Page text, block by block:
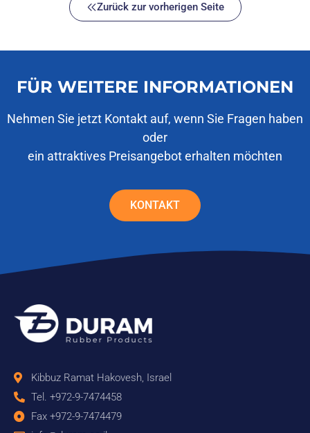
Zurück zur vorherigen Seite
FÜR WEITERE INFORMATIONEN
Nehmen Sie jetzt Kontakt auf, wenn Sie Fragen haben
oder
ein attraktives Preisangebot erhalten möchten
KONTAKT
Kibbuz Ramat Hakovesh, Israel
Tel. +972-9-7474458
Fax +972-9-7474479